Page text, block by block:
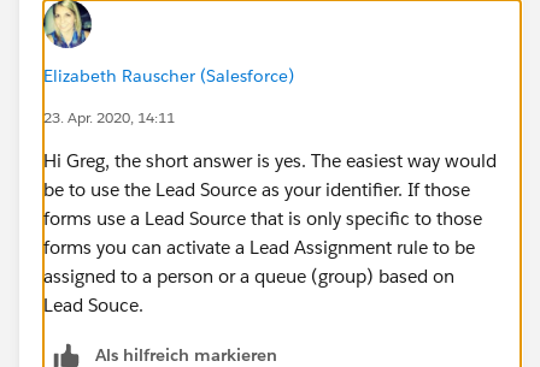
Elizabeth Rauscher (Salesforce)
23. Apr. 2020, 14:11
Hi Greg, the short answer is yes. The easiest way would
be to use the Lead Source as your identifier. If those
forms use a Lead Source that is only specific to those
forms you can activate a Lead Assignment rule to be
assigned to a person or a queue (group) based on
Lead Souce.
Als hilfreich markieren